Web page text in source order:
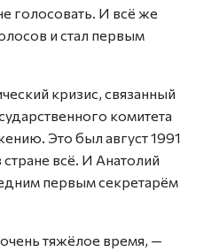
голосовать. И всё же
и стал первым
кризис, связанный
комитета
Это был август 1991
всё. И Анатолий
первым секретарём
тяжёлое время, —